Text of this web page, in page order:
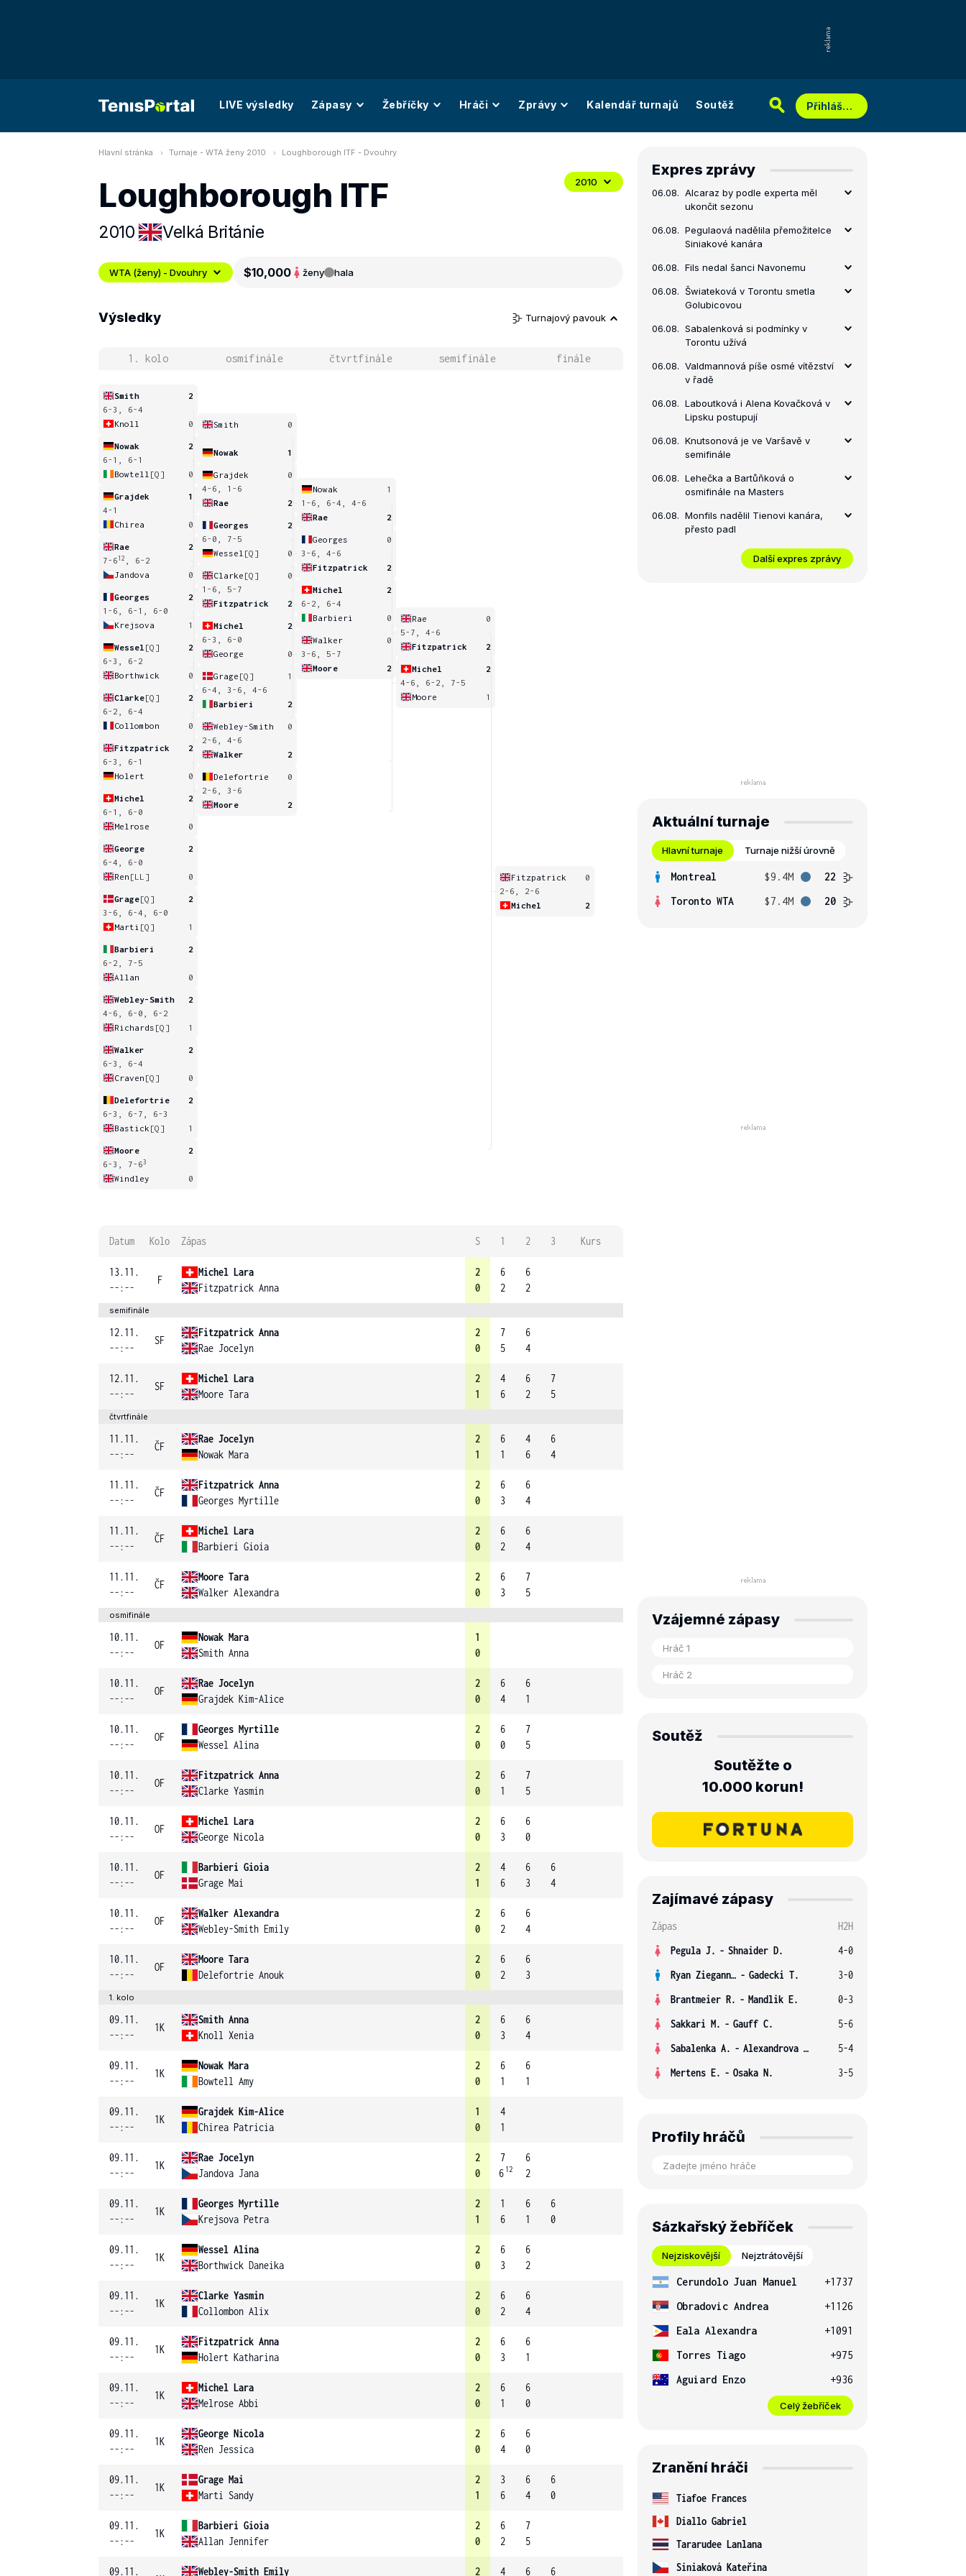
LIVE výsledky Zápasy Žebříčky Hráči Zprávy Kalendář turnajů Soutěž Přihlášení
Hlavní stránka Turnaje - WTA ženy 2010 Loughborough ITF - Dvouhry
Loughborough ITF
2010 Velká Británie
2010
WTA (ženy) - Dvouhry $10,000 ženy hala
Výsledky Turnajový pavouk
1. kolo osmifinále čtvrtfinále semifinále finále
Smith
2
6-3, 6-4
Knoll
0
Nowak
2
6-1, 6-1
Bowtell [Q] 0
Grajdek
1
4-1
Chirea
0
Rae
2
7-6 12
, 6-2
Jandova
0
Georges
2
1-6, 6-1, 6-0
Krejsova
1
Wessel [Q]
2
6-3, 6-2
Borthwick
0
Clarke[Q]
2
6-2, 6-4
Collombon
0
Fitzpatrick
2
6-3, 6-1
Holert
0
Michel
2
6-1, 6-0
Melrose
0
George
2
6-4, 6-0
Ren [LL] 0
Grage[Q]
2
3-6, 6-4, 6-0
Marti [Q] 1
Barbieri
2
6-2, 7-5
Allan
0
Webley-Smith
2
4-6, 6-0, 6-2
Richards [Q] 1
Walker
2
6-3, 6-4
Craven [Q] 0
Delefortrie
2
6-3, 6-7, 6-3
Bastick [Q] 1
Moore
2
6-3, 7-63
Windley 0
Smith 0
Nowak 1
Grajdek
0
4-6, 1-6
Rae
2
Georges
2
6-0, 7-5
Wessel [Q] 0
Clarke [Q]
0
1-6, 5-7
Fitzpatrick
2
Michel
2
6-3, 6-0
George
0
Grage [Q]
1
6-4, 3-6, 4-6
Barbieri
2
Webley-Smith
0
2-6, 4-6
Walker
2
Delefortrie
0
2-6, 3-6
Moore
2
Nowak
1
1-6, 6-4, 4-6
Rae
2
Georges
0
3-6, 4-6
Fitzpatrick
2
Michel
2
6-2, 6-4
Barbieri
0
Walker
0
3-6, 5-7
Moore
2
Rae
0
5-7, 4-6
Fitzpatrick
2
Michel
2
4-6, 6-2, 7-5
Moore
1
Fitzpatrick
0
2-6, 2-6
Michel
2
Datum Kolo Zápas S 1 2 3 Kurs
13.11.
--:--
F
Michel Lara
Fitzpatrick Anna
2
0
6
2
6
2
semifinále
12.11.
--:--
SF
Fitzpatrick Anna
Rae Jocelyn
2
0
7
5
6
4
12.11.
--:--
SF
Michel Lara
Moore Tara
2
1
4
6
6
2
7
5
čtvrtfinále
11.11.
--:--
ČF
Rae Jocelyn
Nowak Mara
2
1
6
1
4
6
6
4
11.11.
--:--
ČF
Fitzpatrick Anna
Georges Myrtille
2
0
6
3
6
4
11.11.
--:--
ČF
Michel Lara
Barbieri Gioia
2
0
6
2
6
4
11.11.
--:--
ČF
Moore Tara
Walker Alexandra
2
0
6
3
7
5
osmifinále
10.11.
--:--
OF
Nowak Mara
Smith Anna
1
0
10.11.
--:--
OF
Rae Jocelyn
Grajdek Kim-Alice
2
0
6
4
6
1
10.11.
--:--
OF
Georges Myrtille
Wessel Alina
2
0
6
0
7
5
10.11.
--:--
OF
Fitzpatrick Anna
Clarke Yasmin
2
0
6
1
7
5
10.11.
--:--
OF
Michel Lara
George Nicola
2
0
6
3
6
0
10.11.
--:--
OF
Barbieri Gioia
Grage Mai
2
1
4
6
6
3
6
4
10.11.
--:--
OF
Walker Alexandra
Webley-Smith Emily
2
0
6
2
6
4
10.11.
--:--
OF
Moore Tara
Delefortrie Anouk
2
0
6
2
6
3
1. kolo
09.11.
--:--
1K
Smith Anna
Knoll Xenia
2
0
6
3
6
4
09.11.
--:--
1K
Nowak Mara
Bowtell Amy
2
0
6
1
6
1
09.11.
--:--
1K
Grajdek Kim-Alice
Chirea Patricia
1
0
4
1
09.11.
--:--
1K
Rae Jocelyn
Jandova Jana
2
0
7
6 12
6
2
09.11.
--:--
1K
Georges Myrtille
Krejsova Petra
2
1
1
6
6
1
6
0
09.11.
--:--
1K
Wessel Alina
Borthwick Daneika
2
0
6
3
6
2
09.11.
--:--
1K
Clarke Yasmin
Collombon Alix
2
0
6
2
6
4
09.11.
--:--
1K
Fitzpatrick Anna
Holert Katharina
2
0
6
3
6
1
09.11.
--:--
1K
Michel Lara
Melrose Abbi
2
0
6
1
6
0
09.11.
--:--
1K
George Nicola
Ren Jessica
2
0
6
4
6
0
09.11.
--:--
1K
Grage Mai
Marti Sandy
2
1
3
6
6
4
6
0
09.11.
--:--
1K
Barbieri Gioia
Allan Jennifer
2
0
6
2
7
5
09.11. Webley-Smith Emily 2 4 6 6
Expres zprávy
06.08. Alcaraz by podle experta měl
ukončit sezonu
06.08. Pegulaová nadělila přemožitelce
Siniakové kanára
06.08. Fils nedal šanci Navonemu
06.08. Šwiateková v Torontu smetla
Golubicovou
06.08. Sabalenková si podmínky v
Torontu užívá
06.08. Valdmannová píše osmé vítězství
v řadě
06.08. Laboutková i Alena Kovačková v
Lipsku postupují
06.08. Knutsonová je ve Varšavě v
semifinále
06.08. Lehečka a Bartůňková o
osmifinále na Masters
06.08. Monfils nadělil Tienovi kanára,
přesto padl
Další expres zprávy
Aktuální turnaje
Hlavní turnaje Turnaje nižší úrovně
Montreal $9.4M
22
Toronto WTA
$7.4M 20
Vzájemné zápasy
Soutěž
Soutěžte o
10.000 korun!
Zajímavé zápasy
Zápas
H2H
Pegula J. - Shnaider D.
4-0
Ryan Ziegann S. - Gadecki T.
3-0
Brantmeier R. - Mandlik E.
0-3
Sakkari M. - Gauff C.
5-6
Sabalenka A. - Alexandrova E.
5-4
Mertens E. - Osaka N. 3-5
Profily hráčů
Sázkařský žebříček
Nejziskovější Nejztrátovější
Cerundolo Juan Manuel
+1737
Obradovic Andrea
+1126
Eala Alexandra
+1091
Torres Tiago
+975
Aguiard Enzo
+936
Celý žebříček
Zranění hráči
Tiafoe Frances
Diallo Gabriel
Tararudee Lanlana
Siniaková Kateřina